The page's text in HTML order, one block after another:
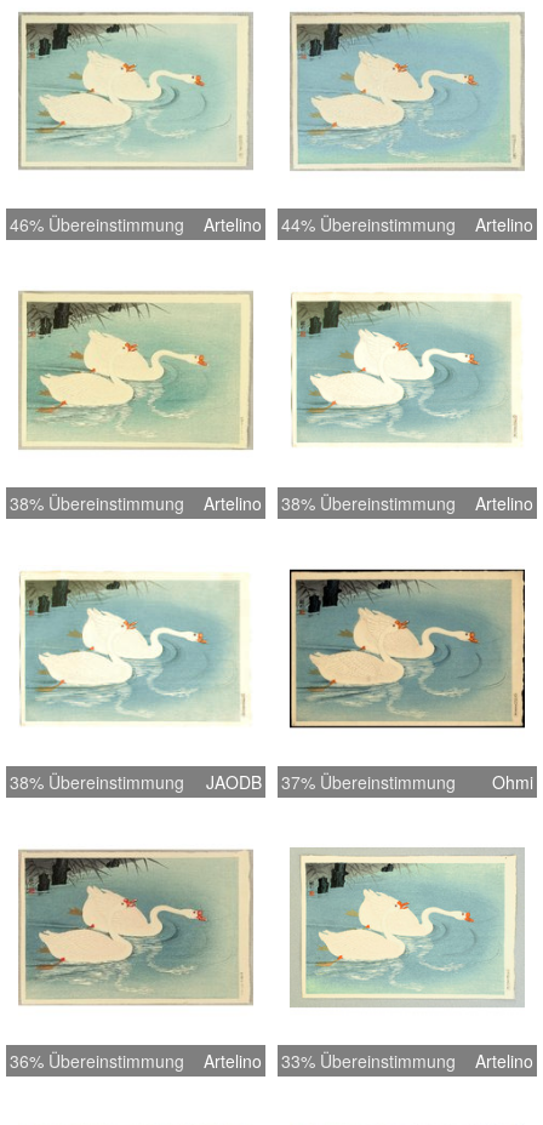
46% Übereinstimmung Artelino 44% Übereinstimmung Artelino
38% Übereinstimmung Artelino 38% Übereinstimmung Artelino
38% Übereinstimmung JAODB 37% Übereinstimmung Ohmi
36% Übereinstimmung Artelino 33% Übereinstimmung Artelino